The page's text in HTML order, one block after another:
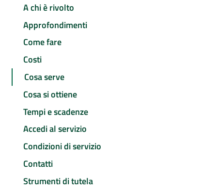
A chi è rivolto
Approfondimenti
Come fare
Costi
Cosa serve
Cosa si ottiene
Tempi e scadenze
Accedi al servizio
Condizioni di servizio
Contatti
Strumenti di tutela